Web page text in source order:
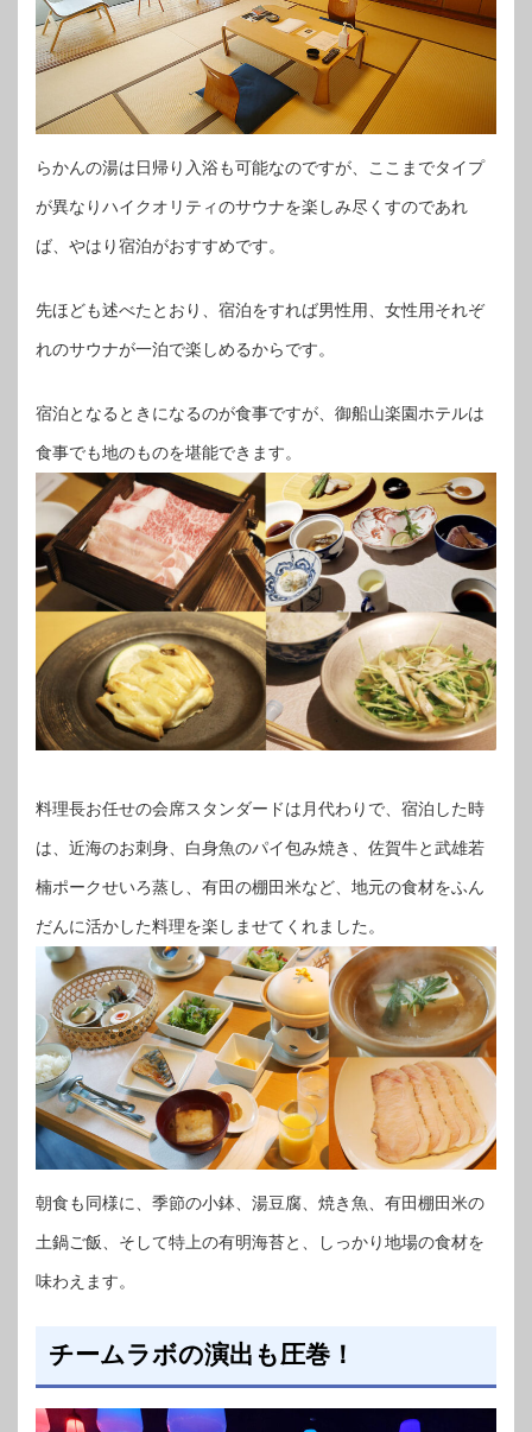
らかんの湯は日帰り入浴も可能なのですが、ここまでタイプ
が異なりハイクオリティのサウナを楽しみ尽くすのであれ
ば、やはり宿泊がおすすめです。
先ほども述べたとおり、宿泊をすれば男性用、女性用それぞ
れのサウナが一泊で楽しめるからです。
宿泊となるときになるのが食事ですが、御船山楽園ホテルは
食事でも地のものを堪能できます。
料理長お任せの会席スタンダードは月代わりで、宿泊した時
は、近海のお刺身、白身魚のパイ包み焼き、佐賀牛と武雄若
楠ポークせいろ蒸し、有田の棚田米など、地元の食材をふん
だんに活かした料理を楽しませてくれました。
朝食も同様に、季節の小鉢、湯豆腐、焼き魚、有田棚田米の
土鍋ご飯、そして特上の有明海苔と、しっかり地場の食材を
味わえます。
チームラボの演出も圧巻！